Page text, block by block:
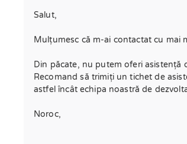
Salut,
Mulțumesc că m-ai contactat cu mai
Din păcate, nu putem oferi asistență
Recomand să trimiți un tichet de
astfel încât echipa noastră de
Noroc,